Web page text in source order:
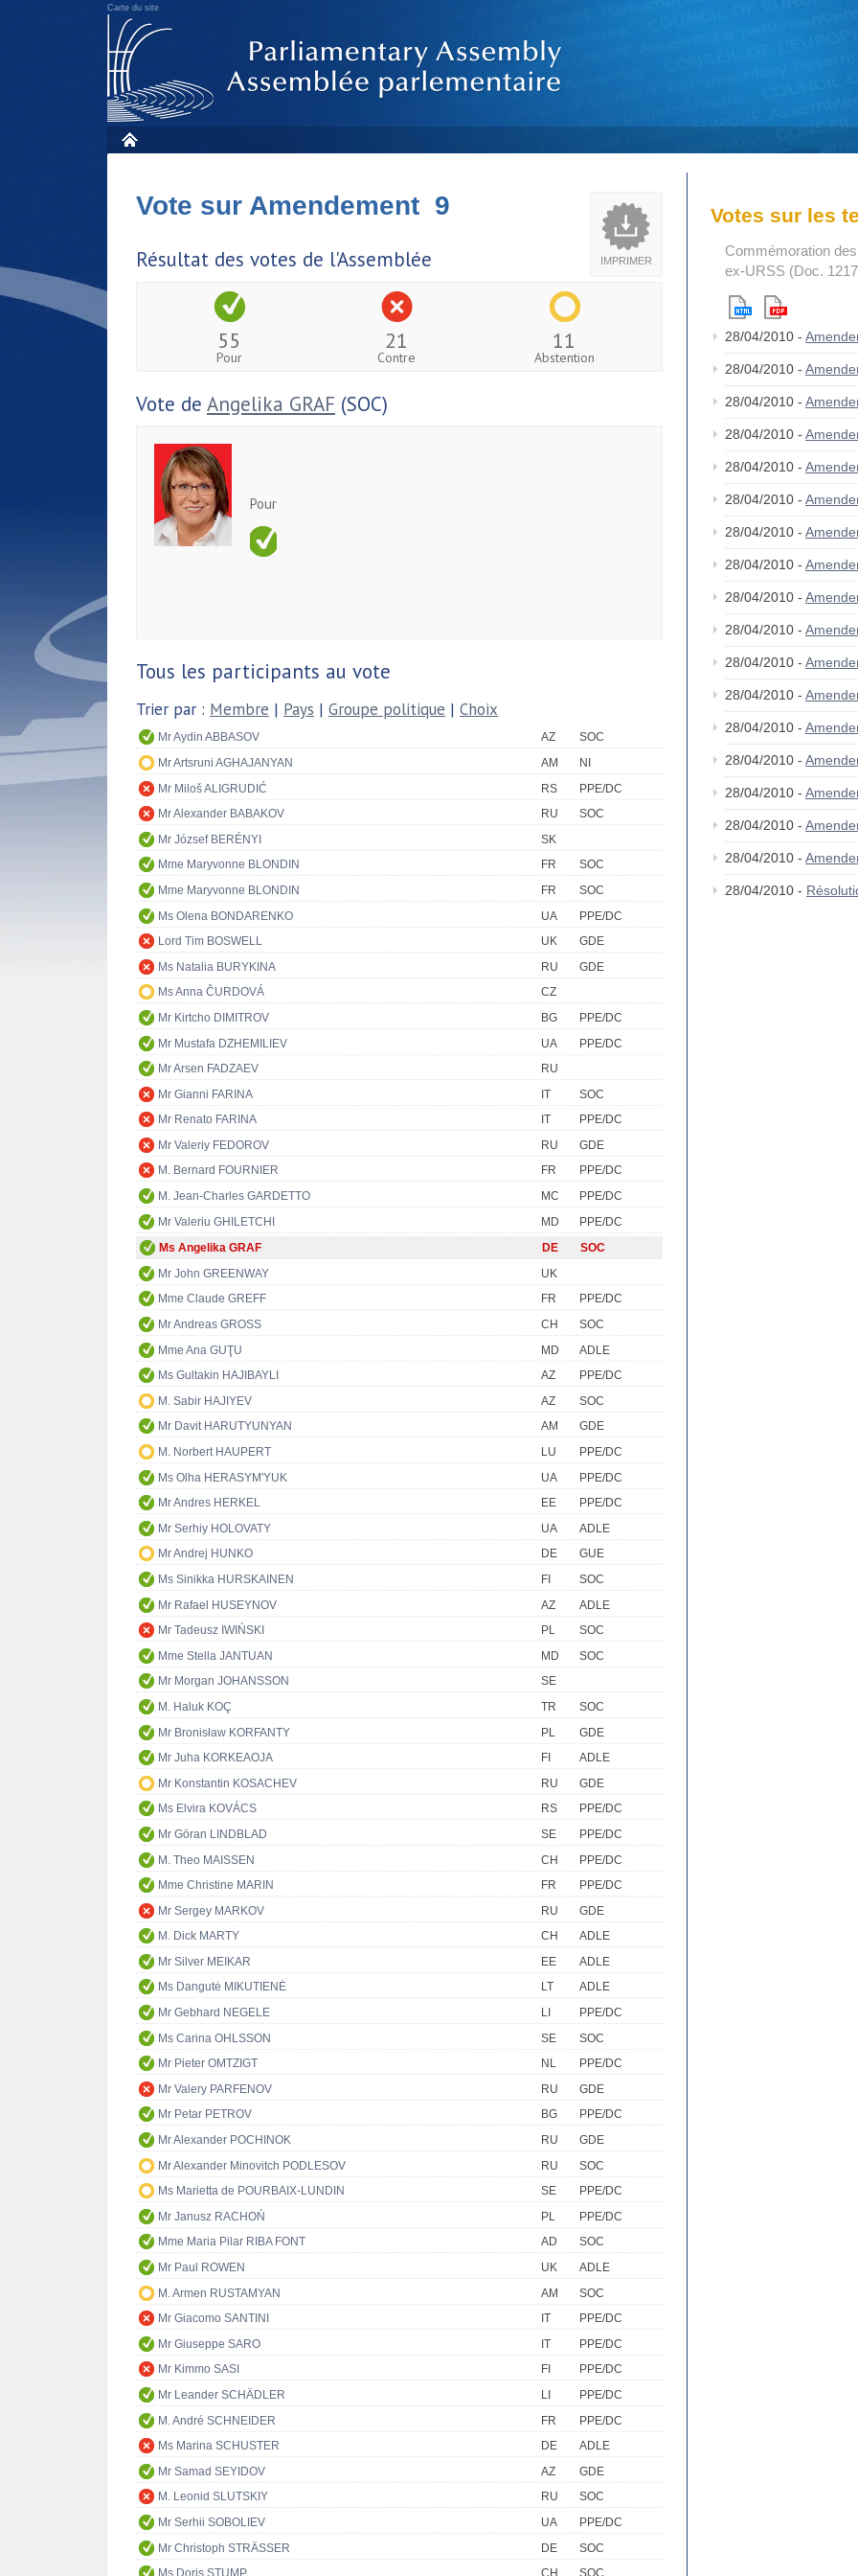
Carte du site
IMPRIMER
Vote sur Amendement 9
Résultat des votes de l'Assemblée
55
Pour
21
Contre
11
Abstention
Vote de Angelika GRAF (SOC)
Pour
Tous les participants au vote
Trier par : Membre | Pays | Groupe politique | Choix
Mr Aydin ABBASOV AZ
SOC
Mr Artsruni AGHAJANYAN
AM
NI
Mr Miloš ALIGRUDIĆ
RS
PPE/DC
Mr Alexander BABAKOV
RU
SOC
Mr József BERÉNYI
SK
Mme Maryvonne BLONDIN
FR
SOC
Mme Maryvonne BLONDIN
FR
SOC
Ms Olena BONDARENKO
UA
PPE/DC
Lord Tim BOSWELL
UK
GDE
Ms Natalia BURYKINA
RU
GDE
Ms Anna ČURDOVÁ
CZ
Mr Kirtcho DIMITROV
BG
PPE/DC
Mr Mustafa DZHEMILIEV
UA
PPE/DC
Mr Arsen FADZAEV
RU
Mr Gianni FARINA
IT
SOC
Mr Renato FARINA
IT
PPE/DC
Mr Valeriy FEDOROV
RU
GDE
M. Bernard FOURNIER
FR
PPE/DC
M. Jean-Charles GARDETTO
MC
PPE/DC
Mr Valeriu GHILETCHI
MD
PPE/DC
Ms Angelika GRAF
DE
SOC
Mr John GREENWAY
UK
Mme Claude GREFF
FR
PPE/DC
Mr Andreas GROSS
CH
SOC
Mme Ana GUŢU
MD
ADLE
Ms Gultakin HAJIBAYLI
AZ
PPE/DC
M. Sabir HAJIYEV
AZ
SOC
Mr Davit HARUTYUNYAN
AM
GDE
M. Norbert HAUPERT
LU
PPE/DC
Ms Olha HERASYM'YUK
UA
PPE/DC
Mr Andres HERKEL
EE
PPE/DC
Mr Serhiy HOLOVATY
UA
ADLE
Mr Andrej HUNKO
DE
GUE
Ms Sinikka HURSKAINEN
FI
SOC
Mr Rafael HUSEYNOV
AZ
ADLE
Mr Tadeusz IWIŃSKI
PL
SOC
Mme Stella JANTUAN
MD
SOC
Mr Morgan JOHANSSON
SE
M. Haluk KOÇ
TR
SOC
Mr Bronisław KORFANTY
PL
GDE
Mr Juha KORKEAOJA
FI
ADLE
Mr Konstantin KOSACHEV
RU
GDE
Ms Elvira KOVÁCS
RS
PPE/DC
Mr Göran LINDBLAD
SE
PPE/DC
M. Theo MAISSEN
CH
PPE/DC
Mme Christine MARIN
FR
PPE/DC
Mr Sergey MARKOV
RU
GDE
M. Dick MARTY
CH
ADLE
Mr Silver MEIKAR
EE
ADLE
Ms Dangutė MIKUTIENĖ
LT
ADLE
Mr Gebhard NEGELE
LI
PPE/DC
Ms Carina OHLSSON
SE
SOC
Mr Pieter OMTZIGT
NL
PPE/DC
Mr Valery PARFENOV
RU
GDE
Mr Petar PETROV
BG
PPE/DC
Mr Alexander POCHINOK
RU
GDE
Mr Alexander Minovitch PODLESOV
RU
SOC
Ms Marietta de POURBAIX-LUNDIN
SE
PPE/DC
Mr Janusz RACHOŃ
PL
PPE/DC
Mme Maria Pilar RIBA FONT
AD
SOC
Mr Paul ROWEN
UK
ADLE
M. Armen RUSTAMYAN
AM
SOC
Mr Giacomo SANTINI
IT
PPE/DC
Mr Giuseppe SARO
IT
PPE/DC
Mr Kimmo SASI
FI
PPE/DC
Mr Leander SCHÄDLER
LI
PPE/DC
M. André SCHNEIDER
FR
PPE/DC
Ms Marina SCHUSTER
DE
ADLE
Mr Samad SEYIDOV
AZ
GDE
M. Leonid SLUTSKIY
RU
SOC
Mr Serhii SOBOLIEV
UA
PPE/DC
Mr Christoph STRÄSSER
DE
SOC
Ms Doris STUMP
CH SOC
Votes sur les
Commémoration
ex-URSS (Doc.
28/04/2010 -
28/04/2010 -
28/04/2010 -
28/04/2010 -
28/04/2010 -
28/04/2010 -
28/04/2010 -
28/04/2010 -
28/04/2010 -
28/04/2010 -
28/04/2010 -
28/04/2010 -
28/04/2010 -
28/04/2010 -
28/04/2010 -
28/04/2010 -
28/04/2010 -
28/04/2010 -